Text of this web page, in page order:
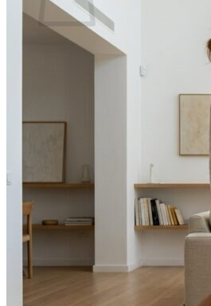
No hay productos en el carrito.